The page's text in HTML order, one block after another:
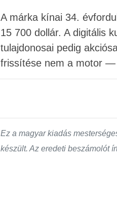
A márka kínai 34.
15 700 dollár. A digitális
tulajdonosai pedig
frissítése nem a motor —
Ez a magyar kiadás
készült. Az eredeti beszámolót